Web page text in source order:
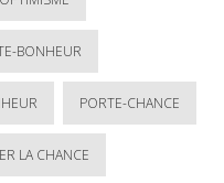
BONHEUR
PORTE-CHANCE
LA CHANCE